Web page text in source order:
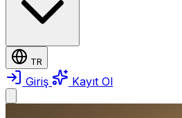
TR
Giriş Kayıt Ol